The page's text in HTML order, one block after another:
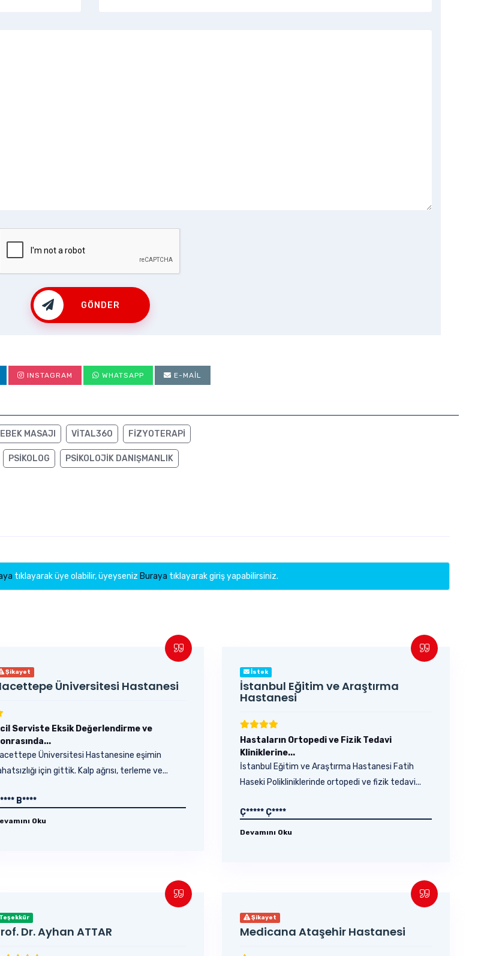
GÖNDER
INSTAGRAM WHATSAPP E-MAIL
MASAJI VITAL360 FIZYOTERAPI
PSIKOLOG PSIKOLOJIK DANIŞMANLIK
tıklayarak üye olabilir, üyeyseniz Buraya tıklayarak giriş yapabilirsiniz.
Şikayet
Üniversitesi Hastanesi
Serviste Eksik Değerlendirme ve
Üniversitesi Hastanesine eşimin
için gittik. Kalp ağrısı, terleme ve...
B****
Oku
İstek
İstanbul Eğitim ve Araştırma
Hastanesi
Hastaların Ortopedi ve Fizik Tedavi
Kliniklerine...
İstanbul Eğitim ve Araştırma Hastanesi Fatih
Haseki Polikliniklerinde ortopedi ve fizik tedavi...
Ç***** Ç****
Devamını Oku
Teşekkür
Dr. Ayhan ATTAR
Şikayet
Medicana Ataşehir Hastanesi